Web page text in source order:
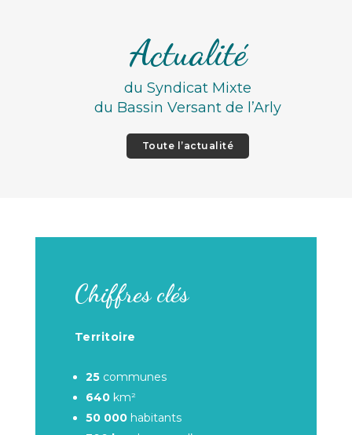
Actualité
du Syndicat Mixte
du Bassin Versant de l’Arly
Toute l’actualité
Chiffres clés
Territoire
25communes
640km²
50 000habitants